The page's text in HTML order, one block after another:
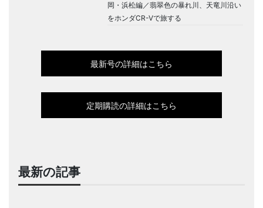
岡・浜松編／翡翠色の暴れ川、天竜川沿い
をホンダCR-Vで旅する
最新号の詳細はこちら
定期購読の詳細はこちら
最新の記事